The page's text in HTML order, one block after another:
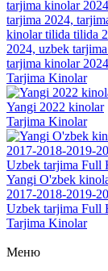
tarjima 2024,
kinolar tilida tilida
2024, uzbek
tarjima kinolar
Tarjima Kinolar
Yangi 2022 kinolar
Tarjima Kinolar
Yangi O'zbek
2017-2018-2019-
Uzbek tarjima Full
Tarjima Kinolar
Меню